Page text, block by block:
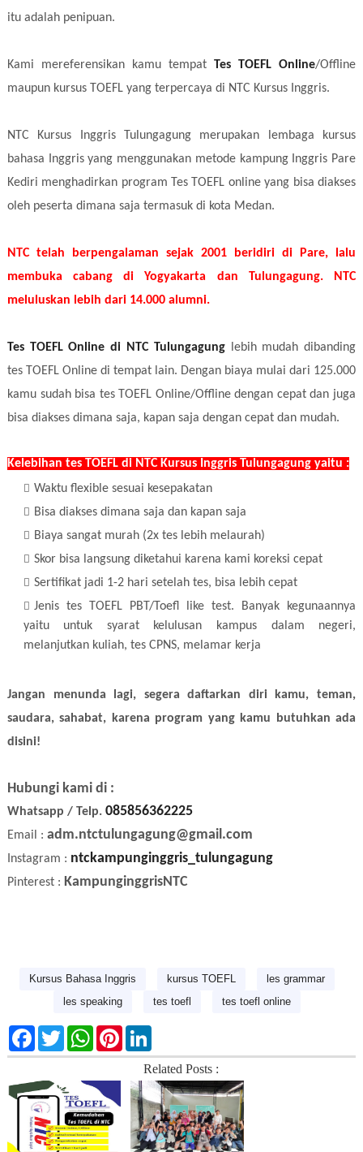
itu adalah penipuan.
Kami mereferensikan kamu tempatTes TOEFL Online/Offline
maupun kursus TOEFL yang terpercaya di NTC Kursus Inggris.
NTC Kursus Inggris Tulungagung merupakan lembaga kursus
bahasa Inggris yang menggunakan metode kampung Inggris Pare
Kediri menghadirkan program Tes TOEFL online yang bisa diakses
oleh peserta dimana saja termasuk di kota Medan.
NTC telah berpengalaman sejak 2001 beridiri di Pare, lalu
membuka cabang di Yogyakarta dan Tulungagung. NTC
meluluskan lebih dari 14.000 alumni.
Tes TOEFL Online di NTC Tulungagunglebih mudah dibanding
tes TOEFL Online di tempat lain. Dengan biaya mulai dari 125.000
kamu sudah bisa tes TOEFL Online/Offline dengan cepat dan juga
bisa diakses dimana saja, kapan saja dengan cepat dan mudah.
Kelebihan tes TOEFL di NTC Kursus Inggris Tulungagung yaitu :
Waktu flexible sesuai kesepakatan
Bisa diakses dimana saja dan kapan saja
Biaya sangat murah (2x tes lebih melaurah)
Skor bisa langsung diketahui karena kami koreksi cepat
Sertifikat jadi 1-2 hari setelah tes, bisa lebih cepat
Jenis tes TOEFL PBT/Toefl like test. Banyak kegunaannya
yaitu untuk syarat kelulusan kampus dalam negeri,
melanjutkan kuliah, tes CPNS, melamar kerja
Jangan menunda lagi, segera daftarkan diri kamu, teman,
saudara, sahabat, karena program yang kamu butuhkan ada
disini!
Hubungi kami di :
Whatsapp / Telp. 085856362225
Email : adm.ntctulungagung@gmail.com
Instagram : ntckampunginggris_tulungagung
Pinterest : KampunginggrisNTC
Kursus Bahasa Inggris kursus TOEFL
les grammar
les speaking
tes toefl tes toefl online
F
c
b
o
o
k
T
w
i
e
r
W
a
s
p
p
P
n
L
n
k
e
I
n
Related Posts :